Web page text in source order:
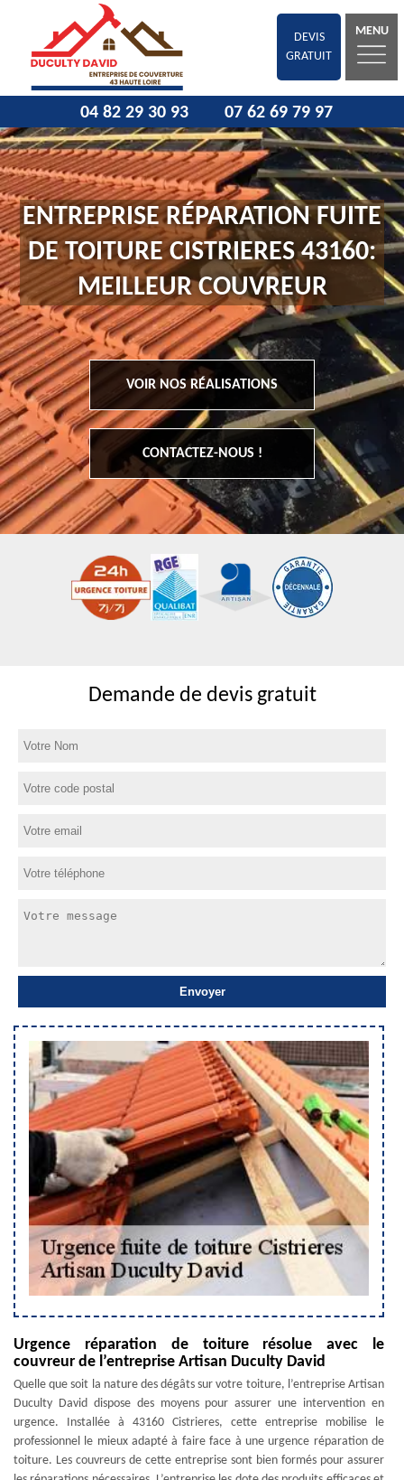
DEVIS
GRATUIT
MENU
04 82 29 30 93 07 62 69 79 97
ENTREPRISE RÉPARATION FUITE
DE TOITURE CISTRIERES 43160:
MEILLEUR COUVREUR
VOIR NOS RÉALISATIONS
CONTACTEZ-NOUS !
Demande de devis gratuit
Urgence réparation de toiture résolue avec le
couvreur de l’entreprise Artisan Duculty David
Quelle que soit la nature des dégâts sur votre toiture, l’entreprise Artisan
Duculty David dispose des moyens pour assurer une intervention en
urgence. Installée à 43160 Cistrieres, cette entreprise mobilise le
professionnel le mieux adapté à faire face à une urgence réparation de
toiture. Les couvreurs de cette entreprise sont bien formés pour assurer